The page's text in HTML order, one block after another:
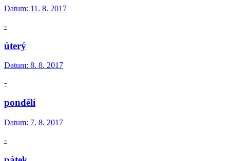
Datum: 11. 8. 2017
-
úterý
Datum: 8. 8. 2017
-
pondělí
Datum: 7. 8. 2017
-